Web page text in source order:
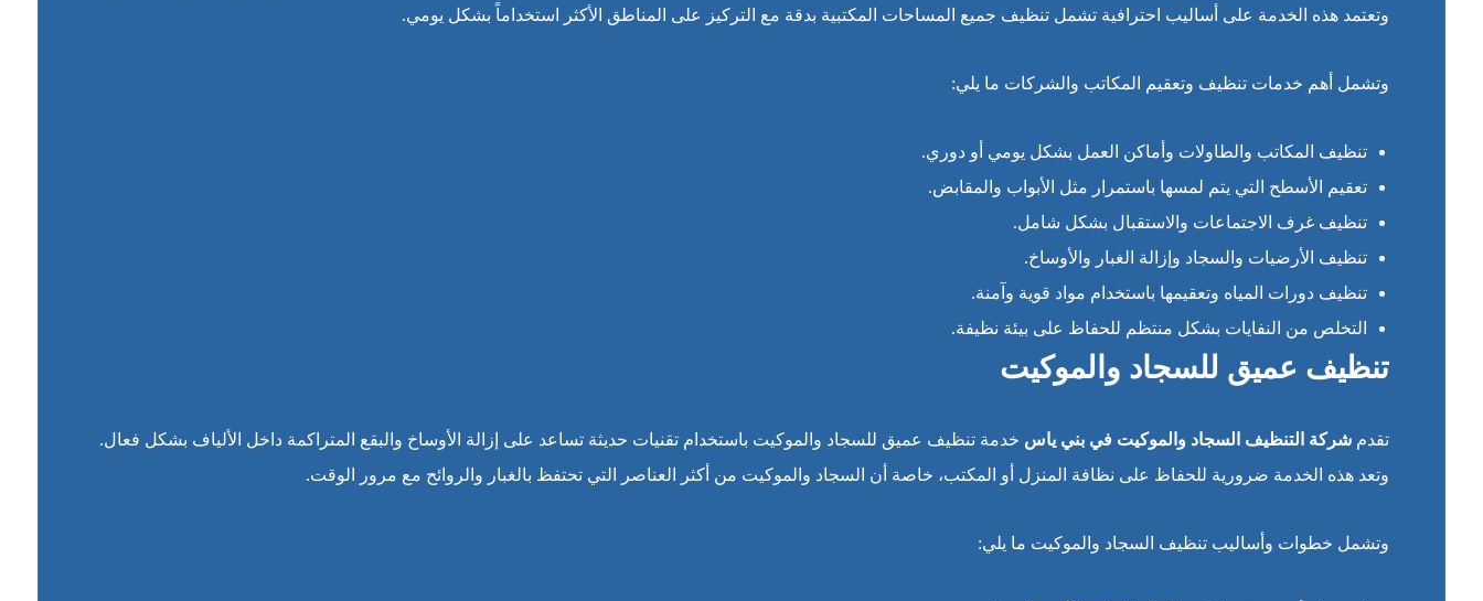
وتعتمد هذه الخدمة على أساليب احترافية تشمل تنظيف جميع المساحات المكتبية بدقة مع التركيز على المناطق الأكثر استخداماً بشكل يومي.
وتشمل أهم خدمات تنظيف وتعقيم المكاتب والشركات ما يلي:
تنظيف المكاتب والطاولات وأماكن العمل بشكل يومي أو دوري.
تعقيم الأسطح التي يتم لمسها باستمرار مثل الأبواب والمقابض.
تنظيف غرف الاجتماعات والاستقبال بشكل شامل.
تنظيف الأرضيات والسجاد وإزالة الغبار والأوساخ.
تنظيف دورات المياه وتعقيمها باستخدام مواد قوية وآمنة.
التخلص من النفايات بشكل منتظم للحفاظ على بيئة نظيفة.
تنظيف عميق للسجاد والموكيت
تقدم شركة التنظيف السجاد والموكيت في بني ياس خدمة تنظيف عميق للسجاد والموكيت باستخدام تقنيات حديثة تساعد على إزالة الأوساخ والبقع المتراكمة داخل الألياف بشكل فعال.
وتعد هذه الخدمة ضرورية للحفاظ على نظافة المنزل أو المكتب، خاصة أن السجاد والموكيت من أكثر العناصر التي تحتفظ بالغبار والروائح مع مرور الوقت.
وتشمل خطوات وأساليب تنظيف السجاد والموكيت ما يلي: